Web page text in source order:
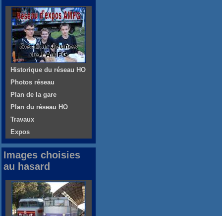
Historique du réseau HO
Photos réseau
Plan de la gare
Plan du réseau HO
Travaux
Expos
Images choisies
au hasard